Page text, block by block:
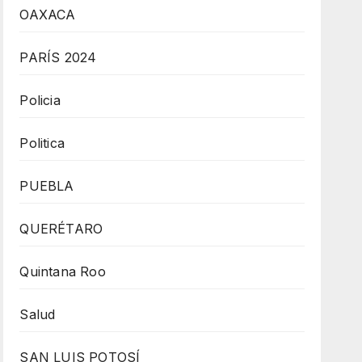
OAXACA
PARÍS 2024
Policia
Politica
PUEBLA
QUERÉTARO
Quintana Roo
Salud
SAN LUIS POTOSÍ